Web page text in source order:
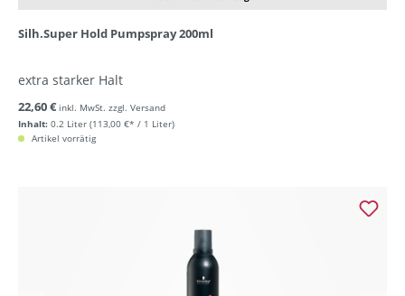
Silh.Super Hold Pumpspray 200ml
extra starker Halt
Inhalt: 0.2 Liter (113,00 €* / 1 Liter)
22,60 € inkl. MwSt. zzgl. Versand
Artikel vorrätig